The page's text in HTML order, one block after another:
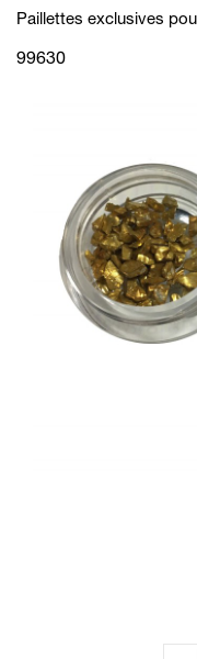
Paillettes exclusives
99630